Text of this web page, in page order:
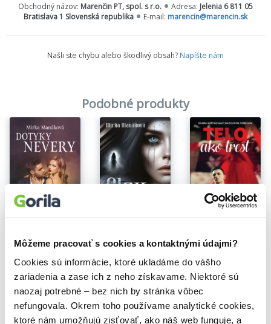
Môžeme pracovať s cookies a kontaktnými údajmi?
Cookies sú informácie, ktoré ukladáme do vášho
zariadenia a zase ich z neho získavame. Niektoré sú
naozaj potrebné – bez nich by stránka vôbec
nefungovala. Okrem toho používame analytické cookies,
ktoré nám umožňujú zisťovať, ako náš web funguje, a
Obchodný názov: Marenčin PT, spol. s r.o. Adresa: Jelenia 6 811 05
Bratislava 1 Slovenská republika
E-mail: marencin@marencin.sk
Našli ste chybu alebo škodlivý obsah? Napíšte nám
Podobné produkty
Dotyky nevery
Mirka Manáková
14,40€
Slzy v podkroví
Mirka Manáková
10,40€
Telo ako trest
4,90€